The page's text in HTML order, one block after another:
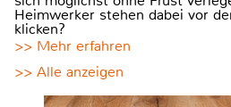
Heimwerker stehen dabei vor
klicken?
>> Mehr erfahren
>> Alle anzeigen